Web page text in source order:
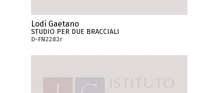
Lodi Gaetano
STUDIO PER DUE BRACCIALI
D-FN2282r